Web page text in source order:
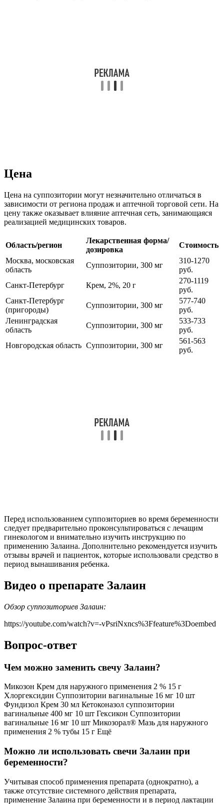
Цена
Цена на суппозитории могут незначительно отличаться в
зависимости от региона продаж и аптечной торговой сети. На
цену также оказывает влияние аптечная сеть, занимающаяся
реализацией медицинских товаров.
Область/регион
Лекарственная форма/
дозировка
Стоимость
Москва, московская
область
Суппозитории, 300 мг
310-1270
руб.
Санкт-Петербург
Крем, 2%, 20 г
270-1119
руб.
Санкт-Петербург
(пригороды)
Суппозитории, 300 мг
577-740
руб.
Ленинградская
область
Суппозитории, 300 мг
533-733
руб.
Новгородская область Суппозитории, 300 мг
561-563
руб.
Перед использованием суппозиториев во время беременности
следует предварительно проконсультироваться с лечащим
гинекологом и внимательно изучить инструкцию по
применению Залаина. Дополнительно рекомендуется изучить
отзывы врачей и пациенток, которые использовали средство в
период вынашивания ребенка.
Видео о препарате Залаин
Обзор суппозиториев Залаин:
https://youtube.com/watch?v=-vPsriNxncs%3Ffeature%3Doembed
Вопрос-ответ
Чем можно заменить свечу Залаин?
Микозон Крем для наружного применения 2 % 15 г
Хлоргексидин Суппозитории вагинальные 16 мг 10 шт
Фундизол Крем 30 мл Кетоконазол суппозитории
вагинальные 400 мг 10 шт Гексикон Суппозитории
вагинальные 16 мг 10 шт Микозорал® Мазь для наружного
применения 2 % тубы 15 г Ещё
Можно ли использовать свечи Залаин при
беременности?
Учитывая способ применения препарата (однократно), а
также отсутствие системного действия препарата,
применение Залаина при беременности и в период лактации